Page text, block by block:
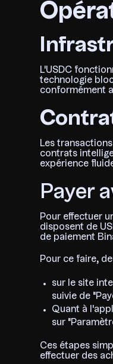
L'USDC
technologie
conformément
Les
contrats
expérience
Payer
Pour effectuer
disposent de
de paiement
Pour ce faire,
sur le site
suivie de
Quant à
sur
Ces étapes
effectuer des